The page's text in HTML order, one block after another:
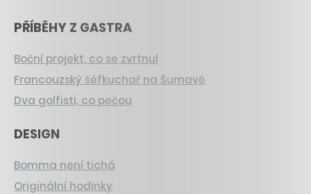
PŘÍBĚHY Z GASTRA
Boční projekt, co se zvrtnul
Francouzský šéfkuchař na Šumavě
Dva golfisti, co pečou
DESIGN
Bomma není tichá
Originální hodinky